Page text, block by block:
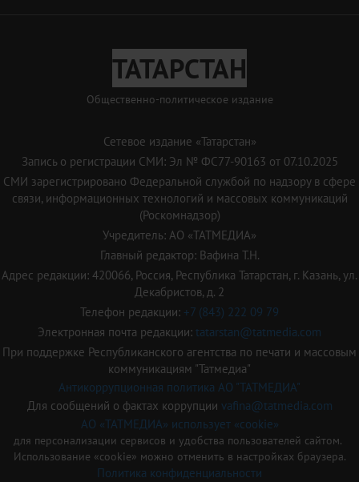
ТАТАРСТАН
Общественно-политическое издание
Сетевое издание «Татарстан»
Запись о регистрации СМИ: Эл № ФС77-90163 от 07.10.2025
СМИ зарегистрировано Федеральной службой по надзору в сфере
связи, информационных технологий и массовых коммуникаций
(Роскомнадзор)
Учредитель: АО «ТАТМЕДИА»
Главный редактор: Вафина Т.Н.
Адрес редакции: 420066, Россия, Республика Татарстан, г. Казань, ул.
Декабристов, д. 2
Телефон редакции: +7 (843) 222 09 79
Электронная почта редакции: tatarstan@tatmedia.com
При поддержке Республиканского агентства по печати и массовым
коммуникациям "Татмедиа"
Антикоррупционная политика АО "ТАТМЕДИА"
Для сообщений о фактах коррупции vafina@tatmedia.com
АО «ТАТМЕДИА» использует «cookie»
для персонализации сервисов и удобства пользователей сайтом.
Использование «cookie» можно отменить в настройках браузера.
Политика конфиденциальности